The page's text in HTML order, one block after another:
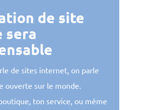
de site
sera
de sites internet, on parle
ouverte sur le monde.
ton service, ou même